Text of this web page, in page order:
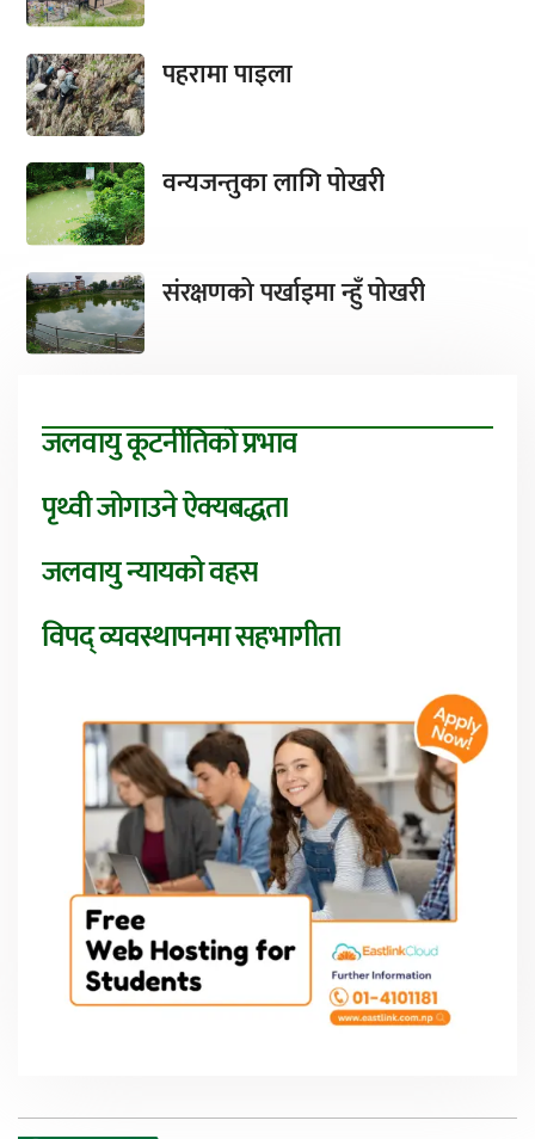
पहरामा पाइला
वन्यजन्तुका लागि पोखरी
संरक्षणको पर्खाइमा न्हुँ पोखरी
जलवायु कूटनीतिको प्रभाव
पृथ्वी जोगाउने ऐक्यबद्धता
जलवायु न्यायको वहस
विपद् व्यवस्थापनमा सहभागीता